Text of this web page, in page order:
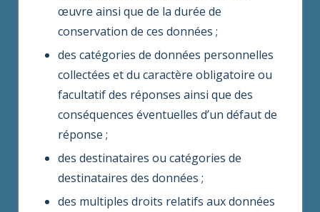
œuvre ainsi que de la durée de
conservation de ces données ;
des catégories de données personnelles
collectées et du caractère obligatoire ou
facultatif des réponses ainsi que des
conséquences éventuelles d’un défaut de
réponse ;
des destinataires ou catégories de
destinataires des données ;
des multiples droits relatifs aux données